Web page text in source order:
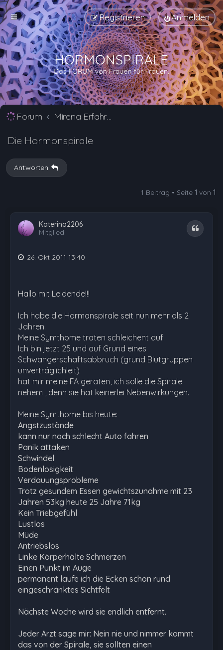
Anmelden
Registrieren
Forum Mirena Erfahrungsberichte und Nebenwirkungen
Die Hormonspirale
Antworten
1 Beitrag • Seite 1 von 1
Katerina2206
Mitglied
Zitat
26. Okt 2011 13:40
Hallo mit Leidende!!!
Ich habe die Hormanspirale seit nun mehr als 2
Jahren.
Meine Symthome traten schleichent auf.
Ich bin jetzt 25 und auf Grund eines
Schwangerschaftsabbruch (grund Blutgruppen
unverträglichleit)
hat mir meine FA geraten, ich solle die Spirale
nehem , denn sie hat keinerlei Nebenwirkungen.
Meine Symthome bis heute:
Angstzustände
kann nur noch schlecht Auto fahren
Panik attaken
Schwindel
Bodenlosigkeit
Verdauungsprobleme
Trotz gesundem Essen gewichtszunahme mit 23
Jahren 53kg heute 25 Jahre 71kg
Kein Triebgefühl
Lustlos
Müde
Antriebslos
Linke Körperhälte Schmerzen
Einen Punkt im Auge
permanent laufe ich die Ecken schon rund
eingeschränktes Sichtfelt
Nächste Woche wird sie endlich entfernt.
Jeder Arzt sage mir: Nein nie und nimmer kommt
das von der Spirale, sie sollten einen